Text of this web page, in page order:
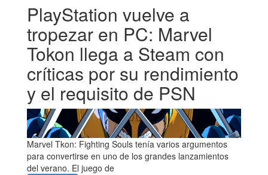
PlayStation vuelve a
tropezar en PC: Marvel
Tokon llega a Steam con
críticas por su rendimiento
y el requisito de PSN
Marvel Tkon: Fighting Souls tenía varios argumentos
para convertirse en uno de los grandes lanzamientos
del verano. El juego de